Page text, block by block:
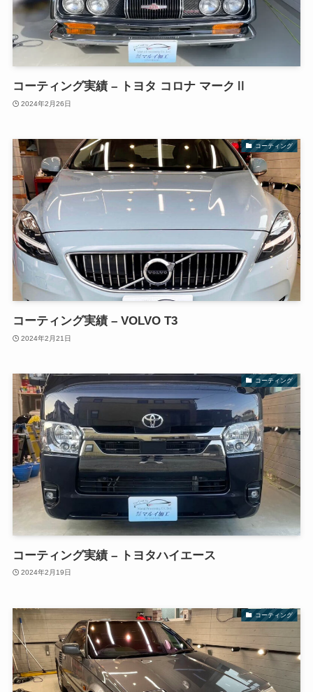
コーティング実績 – トヨタ コロナ マークⅡ
2024年2月26日
コーティング
コーティング実績 – VOLVO T3
2024年2月21日
コーティング
コーティング実績 – トヨタハイエース
2024年2月19日
コーティング